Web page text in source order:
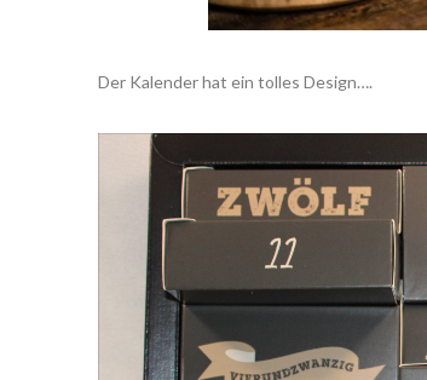
Der Kalender hat ein tolles Design….